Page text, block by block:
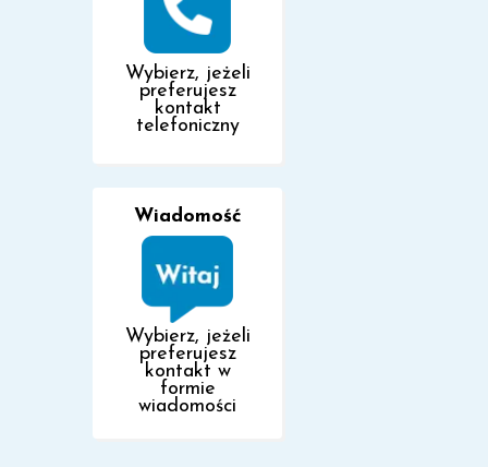
Wybierz, jeżeli
preferujesz
kontakt
telefoniczny
Wiadomość
Wybierz, jeżeli
preferujesz
kontakt w
formie
wiadomości